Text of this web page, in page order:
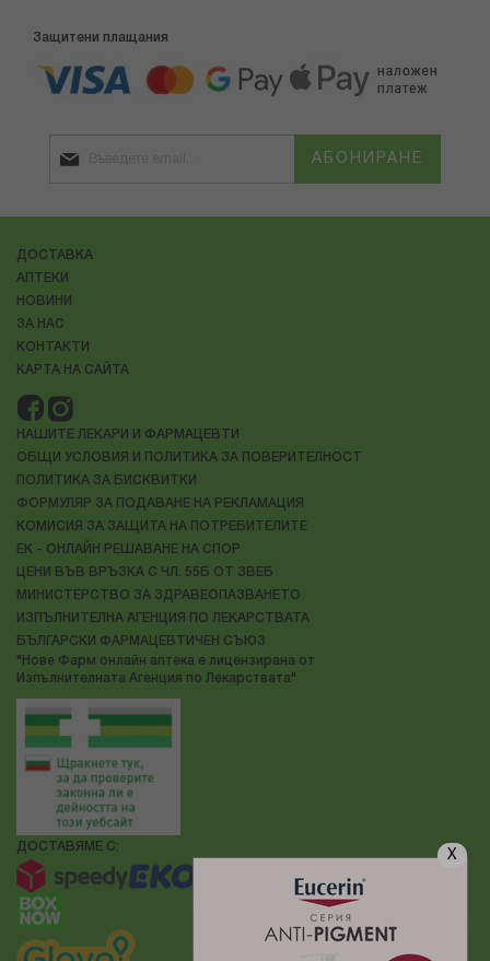
X
Защитени плащания
АБОНИРАНЕ
ДОСТАВКА
АПТЕКИ
НОВИНИ
ЗА НАС
КОНТАКТИ
КАРТА НА САЙТА
НАШИТЕ ЛЕКАРИ И ФАРМАЦЕВТИ
ОБЩИ УСЛОВИЯ И ПОЛИТИКА ЗА ПОВЕРИТЕЛНОСТ
ПОЛИТИКА ЗА БИСКВИТКИ
ФОРМУЛЯР ЗА ПОДАВАНЕ НА РЕКЛАМАЦИЯ
КОМИСИЯ ЗА ЗАЩИТА НА ПОТРЕБИТЕЛИТЕ
ЕК - ОНЛАЙН РЕШАВАНЕ НА СПОР
ЦЕНИ ВЪВ ВРЪЗКА С ЧЛ. 55Б ОТ ЗВЕБ
МИНИСТЕРСТВО ЗА ЗДРАВЕОПАЗВАНЕТО
ИЗПЪЛНИТЕЛНА АГЕНЦИЯ ПО ЛЕКАРСТВАТА
БЪЛГАРСКИ ФАРМАЦЕВТИЧЕН СЪЮЗ
"Нове Фарм онлайн аптека е лицензирана от
Изпълнителната Агенция по Лекарствата"
ДОСТАВЯМЕ С: